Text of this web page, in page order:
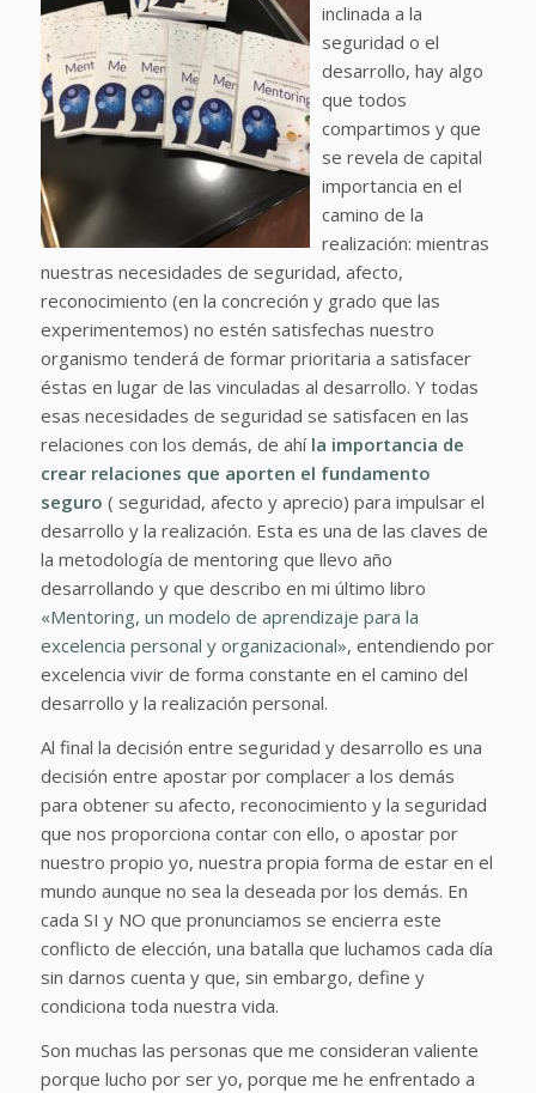
inclinada a la
seguridad o el
desarrollo, hay algo
que todos
compartimos y que
se revela de capital
importancia en el
camino de la
realización: mientras
nuestras necesidades de seguridad, afecto,
reconocimiento (en la concreción y grado que las
experimentemos) no estén satisfechas nuestro
organismo tenderá de formar prioritaria a satisfacer
éstas en lugar de las vinculadas al desarrollo. Y todas
esas necesidades de seguridad se satisfacen en las
relaciones con los demás, de ahí la importancia de
crear relaciones que aporten el fundamento
seguro ( seguridad, afecto y aprecio) para impulsar el
desarrollo y la realización. Esta es una de las claves de
la metodología de mentoring que llevo año
desarrollando y que describo en mi último libro
«Mentoring, un modelo de aprendizaje para la
excelencia personal y organizacional», entendiendo por
excelencia vivir de forma constante en el camino del
desarrollo y la realización personal.
Al final la decisión entre seguridad y desarrollo es una
decisión entre apostar por complacer a los demás
para obtener su afecto, reconocimiento y la seguridad
que nos proporciona contar con ello, o apostar por
nuestro propio yo, nuestra propia forma de estar en el
mundo aunque no sea la deseada por los demás. En
cada SI y NO que pronunciamos se encierra este
conflicto de elección, una batalla que luchamos cada día
sin darnos cuenta y que, sin embargo, define y
condiciona toda nuestra vida.
Son muchas las personas que me consideran valiente
porque lucho por ser yo, porque me he enfrentado a